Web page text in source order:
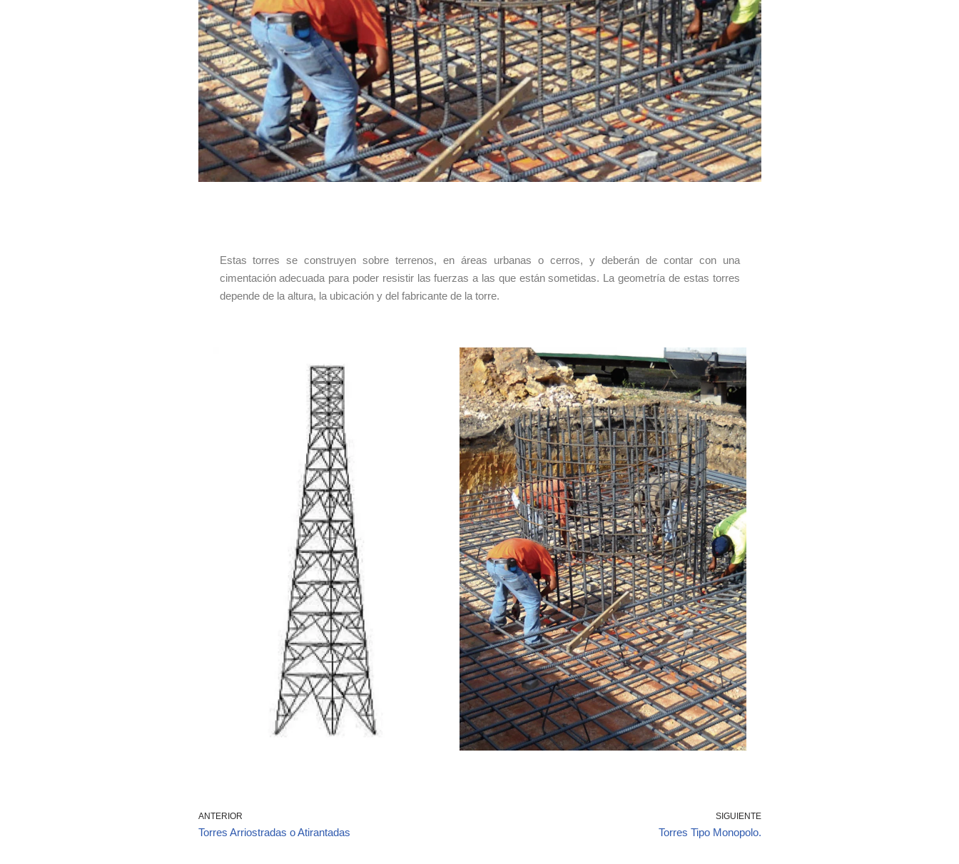
Estas torres se construyen sobre terrenos, en áreas urbanas o cerros, y deberán de contar con una
cimentación adecuada para poder resistir las fuerzas a las que están sometidas. La geometría de estas torres
depende de la altura, la ubicación y del fabricante de la torre.
ANTERIOR
Torres Arriostradas o Atirantadas
SIGUIENTE
Torres Tipo Monopolo.